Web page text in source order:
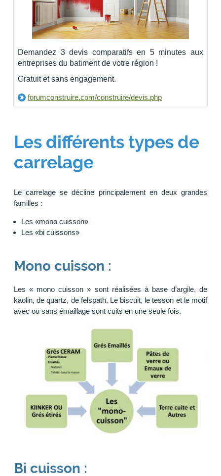
Demandez 3 devis comparatifs en 5 minutes aux
entreprises du batiment de votre région !
Gratuit et sans engagement.
forumconstruire.com/construire/devis.php
Les différents types de
carrelage
Le carrelage se décline principalement en deux grandes
familles :
Les «mono cuisson»
Les «bi cuissons»
Mono cuisson :
Les « mono cuisson » sont réalisées à base d’argile, de
kaolin, de quartz, de felspath. Le biscuit, le tesson et le motif
avec ou sans émaillage sont cuits en une seule fois.
Bi cuisson :